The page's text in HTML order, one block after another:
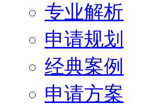
专业解析
申请规划
经典案例
申请方案